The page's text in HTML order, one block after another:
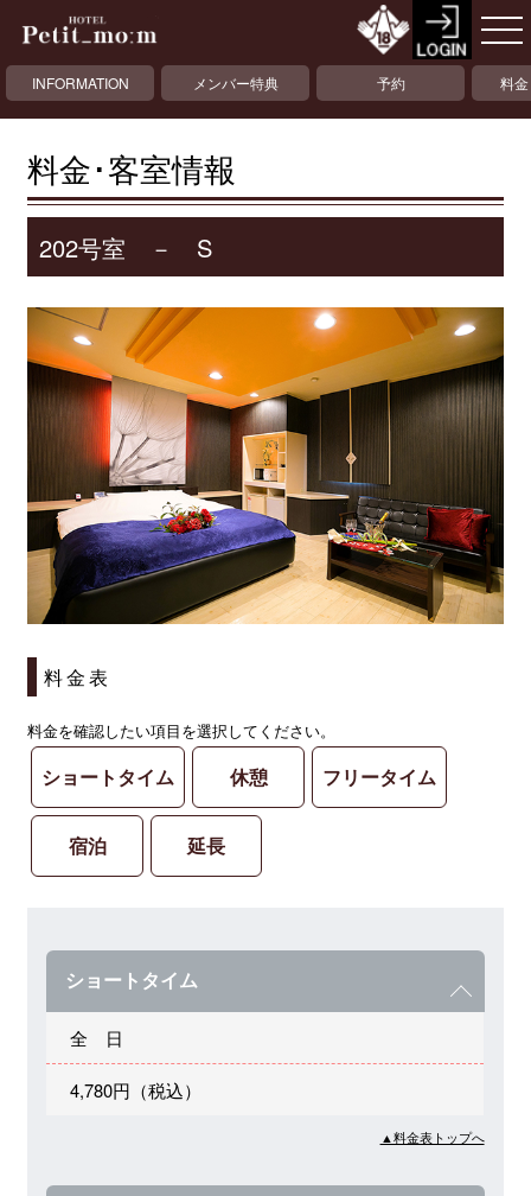
INFORMATION メンバー特典 予約 料
料金･客室情報
202号室 － S
料金表
料金を確認したい項目を選択してください。
ショートタイム 休憩 フリータイム
宿泊 延長
ショートタイム
全 日
4,780円（税込）
▲料金表トップへ